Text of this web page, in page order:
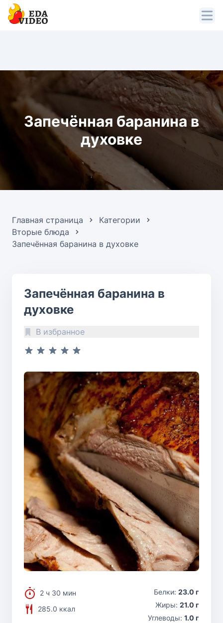
Запечённая баранина в
духовке
Главная страница
Категории
Вторые блюда
Запечённая баранина в духовке
Запечённая баранина в
духовке
В избранное
2 ч 30 мин
285.0 ккал
Белки: 23.0 г
Жиры: 21.0 г
Углеводы: 1.0 г